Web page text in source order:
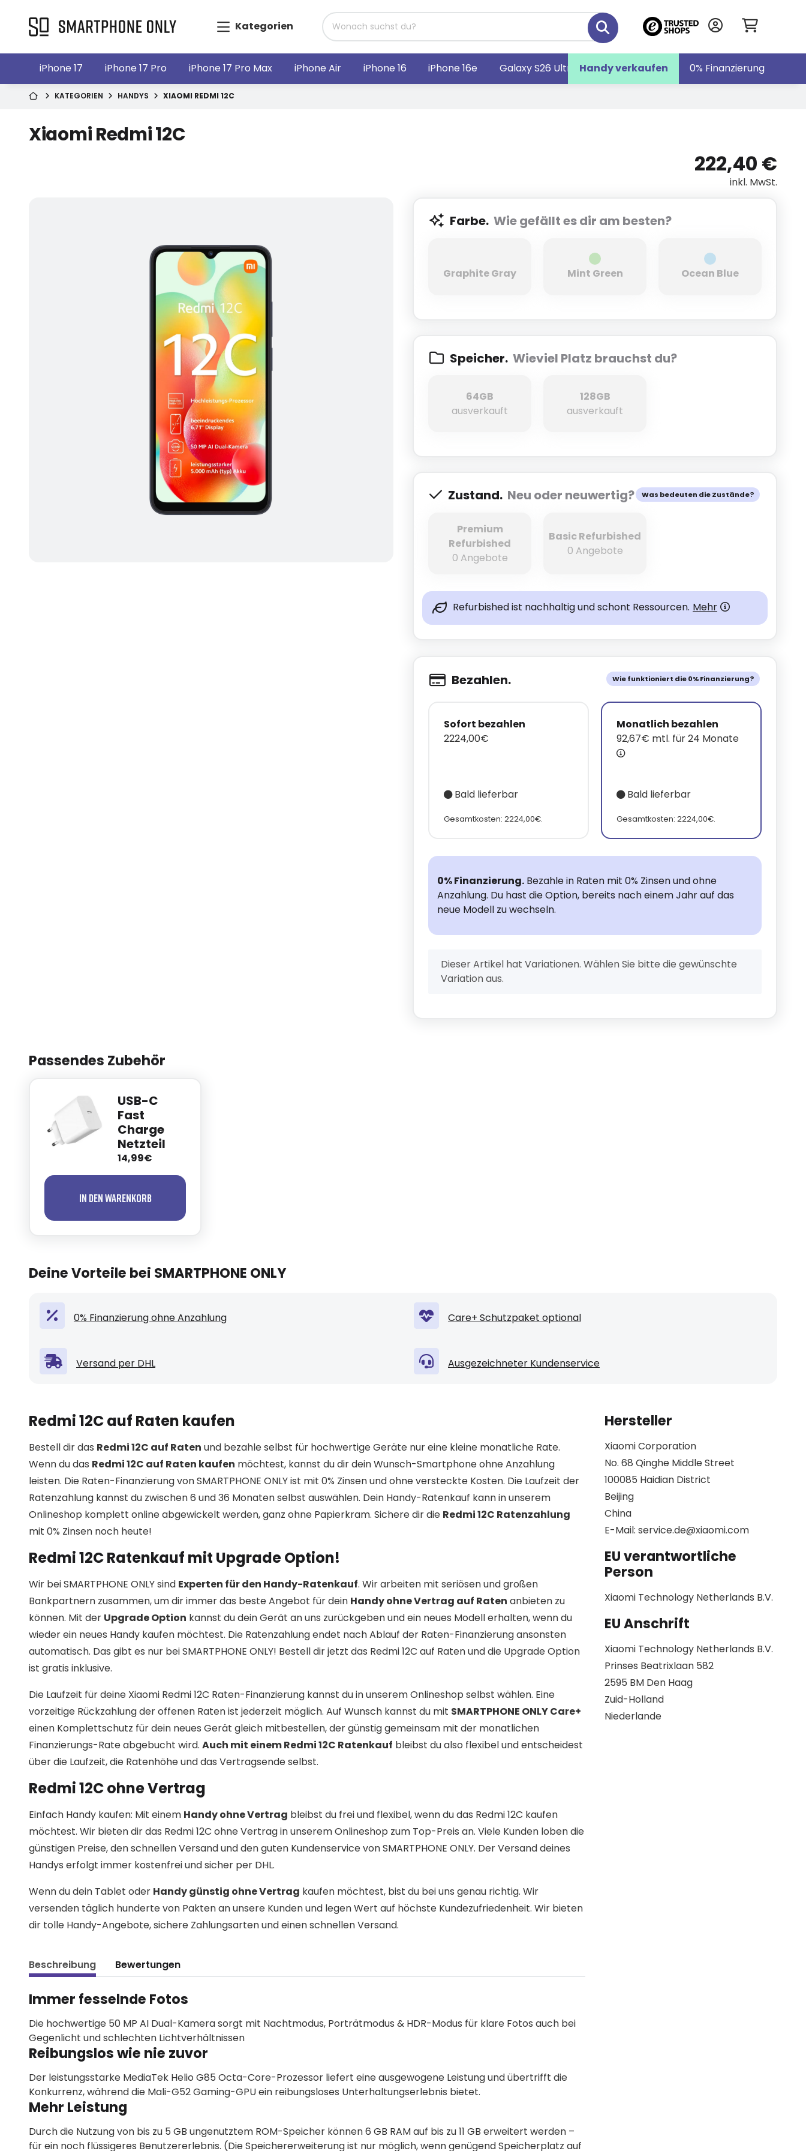
Kategorien
Handy verkaufen 0% Finanzierung
iPhone 17 iPhone 17 Pro iPhone 17 Pro Max iPhone Air iPhone 16 iPhone 16e Galaxy S26 Ultra Galaxy S26 Galaxy Z Fold7
KATEGORIEN HANDYS XIAOMI REDMI 12C
Xiaomi Redmi 12C
222,40 €
inkl. MwSt.
Farbe. Wie gefällt es dir am besten?
Graphite Gray
Graphite Gray Mint Green
Mint Green Ocean Blue
Ocean Blue
Speicher. Wieviel Platz brauchst du?
64GB
ausverkauft
64GB
128GB
ausverkauft
128GB
Was bedeuten die Zustände?
Zustand. Neu oder neuwertig?
Premium
Refurbished
0 Angebote
Basic Refurbished
0 Angebote
Refurbished ist nachhaltig und schont Ressourcen. Mehr
Wie funktioniert die 0% Finanzierung?
Bezahlen.
Sofort bezahlen
2224,00€
Bald lieferbar
Gesamtkosten: 2224,00€.
Monatlich bezahlen
92,67€ mtl. für 24 Monate
Bald lieferbar
Gesamtkosten: 2224,00€.
0% Finanzierung. Bezahle in Raten mit 0% Zinsen und ohne
Anzahlung. Du hast die Option, bereits nach einem Jahr auf das
neue Modell zu wechseln.
x
Dieser Artikel hat Variationen. Wählen Sie bitte die gewünschte
Variation aus.
Passendes Zubehör
USB-C
Fast
Charge
Netzteil
14,99€
In den Warenkorb
Deine Vorteile bei SMARTPHONE ONLY
0% Finanzierung ohne Anzahlung Care+ Schutzpaket optional
Versand per DHL Ausgezeichneter Kundenservice
Redmi 12C auf Raten kaufen
Bestell dir das Redmi 12C auf Raten und bezahle selbst für hochwertige Geräte nur eine kleine monatliche Rate.
Wenn du das Redmi 12C auf Raten kaufen möchtest, kannst du dir dein Wunsch-Smartphone ohne Anzahlung
leisten. Die Raten-Finanzierung von SMARTPHONE ONLY ist mit 0% Zinsen und ohne versteckte Kosten. Die Laufzeit der
Ratenzahlung kannst du zwischen 6 und 36 Monaten selbst auswählen. Dein Handy-Ratenkauf kann in unserem
Onlineshop komplett online abgewickelt werden, ganz ohne Papierkram. Sichere dir die Redmi 12C Ratenzahlung
mit 0% Zinsen noch heute!
Redmi 12C Ratenkauf mit Upgrade Option!
Wir bei SMARTPHONE ONLY sind Experten für den Handy-Ratenkauf. Wir arbeiten mit seriösen und großen
Bankpartnern zusammen, um dir immer das beste Angebot für dein Handy ohne Vertrag auf Raten anbieten zu
können. Mit der Upgrade Option kannst du dein Gerät an uns zurückgeben und ein neues Modell erhalten, wenn du
wieder ein neues Handy kaufen möchtest. Die Ratenzahlung endet nach Ablauf der Raten-Finanzierung ansonsten
automatisch. Das gibt es nur bei SMARTPHONE ONLY! Bestell dir jetzt das Redmi 12C auf Raten und die Upgrade Option
ist gratis inklusive.
Die Laufzeit für deine Xiaomi Redmi 12C Raten-Finanzierung kannst du in unserem Onlineshop selbst wählen. Eine
vorzeitige Rückzahlung der offenen Raten ist jederzeit möglich. Auf Wunsch kannst du mit SMARTPHONE ONLY Care+
einen Komplettschutz für dein neues Gerät gleich mitbestellen, der günstig gemeinsam mit der monatlichen
Finanzierungs-Rate abgebucht wird. Auch mit einem Redmi 12C Ratenkauf bleibst du also flexibel und entscheidest
über die Laufzeit, die Ratenhöhe und das Vertragsende selbst.
Redmi 12C ohne Vertrag
Einfach Handy kaufen: Mit einem Handy ohne Vertrag bleibst du frei und flexibel, wenn du das Redmi 12C kaufen
möchtest. Wir bieten dir das Redmi 12C ohne Vertrag in unserem Onlineshop zum Top-Preis an. Viele Kunden loben die
günstigen Preise, den schnellen Versand und den guten Kundenservice von SMARTPHONE ONLY. Der Versand deines
Handys erfolgt immer kostenfrei und sicher per DHL.
Wenn du dein Tablet oder Handy günstig ohne Vertrag kaufen möchtest, bist du bei uns genau richtig. Wir
versenden täglich hunderte von Pakten an unsere Kunden und legen Wert auf höchste Kundezufriedenheit. Wir bieten
dir tolle Handy-Angebote, sichere Zahlungsarten und einen schnellen Versand.
Beschreibung Bewertungen
Immer fesselnde Fotos
Die hochwertige 50 MP AI Dual-Kamera sorgt mit Nachtmodus, Porträtmodus & HDR-Modus für klare Fotos auch bei
Gegenlicht und schlechten Lichtverhältnissen
Reibungslos wie nie zuvor
Der leistungsstarke MediaTek Helio G85 Octa-Core-Prozessor liefert eine ausgewogene Leistung und übertrifft die
Konkurrenz, während die Mali-G52 Gaming-GPU ein reibungsloses Unterhaltungserlebnis bietet.
Mehr Leistung
Durch die Nutzung von bis zu 5 GB ungenutztem ROM-Speicher können 6 GB RAM auf bis zu 11 GB erweitert werden –
für ein noch flüssigeres Benutzererlebnis. (Die Speichererweiterung ist nur möglich, wenn genügend Speicherplatz auf
Hersteller
Xiaomi Corporation
No. 68 Qinghe Middle Street
100085 Haidian District
Beijing
China
E-Mail: service.de@xiaomi.com
EU verantwortliche
Person
Xiaomi Technology Netherlands B.V.
EU Anschrift
Xiaomi Technology Netherlands B.V.
Prinses Beatrixlaan 582
2595 BM Den Haag
Zuid-Holland
Niederlande